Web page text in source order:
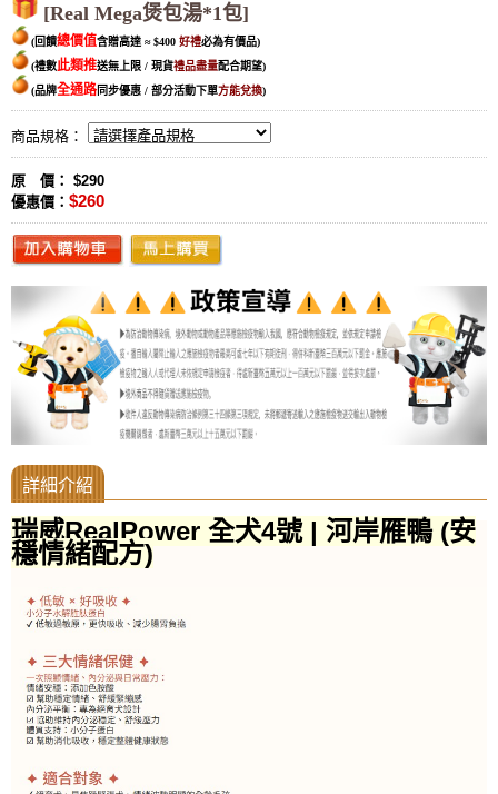
[Real Mega煲包湯*1包]
(回饋總價值含贈高達 ≈ $400 好禮必為有價品)
(禮數此類推送無上限 / 現貨禮品盡量配合期望)
(品牌全通路同步優惠 / 部分活動下單方能兌換)
商品規格：
原 價： $290
優惠價： $260
瑞威RealPower 全犬4號 | 河岸雁鴨 (安
穩情緒配方)